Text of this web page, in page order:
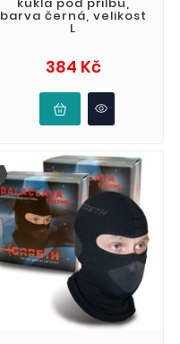
barva černá, velikost
L
384 KčCena